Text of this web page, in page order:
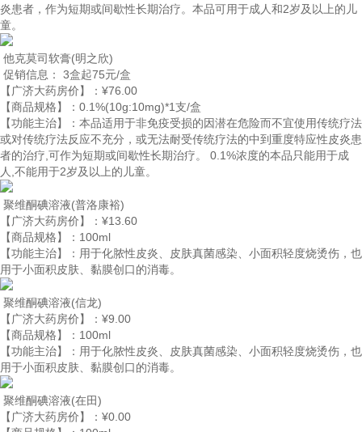
炎患者，作为短期或间歇性长期治疗。本品可用于成人和2岁及以上的儿
童。
他克莫司软膏(明之欣)
促销信息：
3盒起75元/盒
【广济大药房价】： ¥76.00
【商品规格】： 0.1%(10g:10mg)*1支/盒
【功能主治】： 本品适用于非免疫受损的因潜在危险而不宜使用传统疗法
或对传统疗法反应不充分，或无法耐受传统疗法的中到重度特应性皮炎患
者的治疗,可作为短期或间歇性长期治疗。 0.1%浓度的本品只能用于成
人,不能用于2岁及以上的儿童。
聚维酮碘溶液(普洛康裕)
【广济大药房价】： ¥13.60
【商品规格】： 100ml
【功能主治】： 用于化脓性皮炎、皮肤真菌感染、小面积轻度烧烫伤，也
用于小面积皮肤、黏膜创口的消毒。
聚维酮碘溶液(信龙)
【广济大药房价】： ¥9.00
【商品规格】： 100ml
【功能主治】： 用于化脓性皮炎、皮肤真菌感染、小面积轻度烧烫伤，也
用于小面积皮肤、黏膜创口的消毒。
聚维酮碘溶液(在田)
【广济大药房价】： ¥0.00